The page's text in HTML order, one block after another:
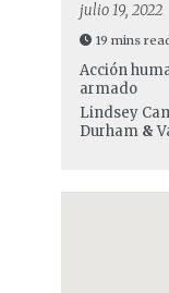
julio 19, 2022
19 mins
Acción
armado
Lindsey
Durham&